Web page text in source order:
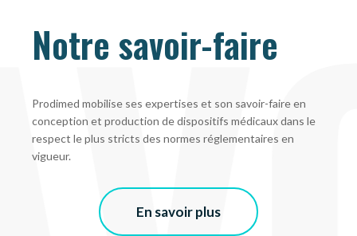
Notre savoir-faire
Prodimed mobilise ses expertises et son savoir-faire en
conception et production de dispositifs médicaux dans le
respect le plus stricts des normes réglementaires en
vigueur.
En savoir plus